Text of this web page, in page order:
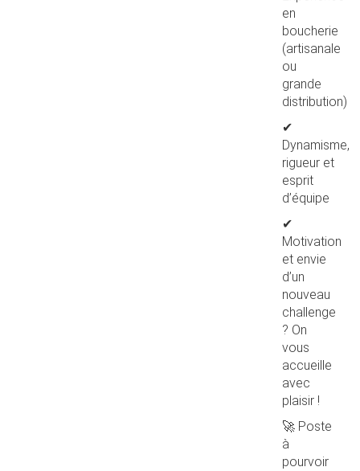
en
boucherie
(artisanale
ou
grande
distribution)
✔
Dynamisme,
rigueur et
esprit
d’équipe
✔
Motivation
et envie
d’un
nouveau
challenge
? On
vous
accueille
avec
plaisir !
🚀 Poste
à
pourvoir